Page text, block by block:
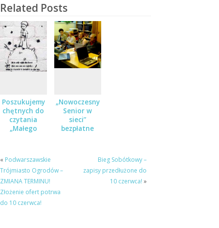
Related Posts
Poszukujemy
chętnych do
czytania
„Małego
„Nowoczesny
Senior w
sieci”
bezpłatne
dla osób 50+
« Podwarszawskie
Trójmiasto Ogrodów –
ZMIANA TERMINU!
Złożenie ofert potrwa
do 10 czerwca!
Bieg Sobótkowy –
zapisy przedłużone do
10 czerwca! »